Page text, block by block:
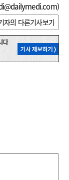
)
자의 다른기사보기